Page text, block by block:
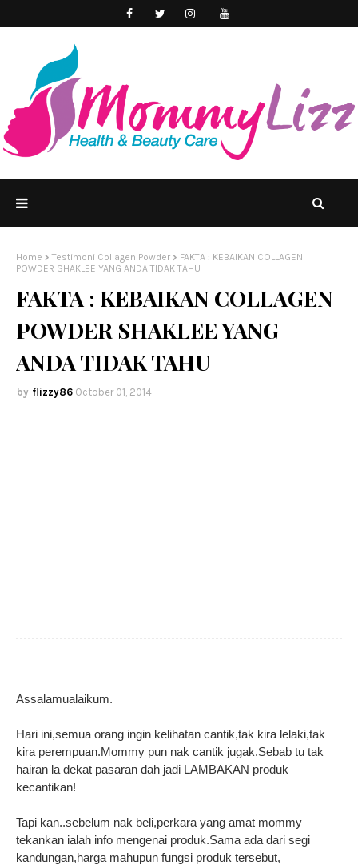
Home Testimoni Collagen Powder
FAKTA : KEBAIKAN COLLAGEN
POWDER SHAKLEE YANG ANDA TIDAK TAHU
FAKTA : KEBAIKAN COLLAGEN
POWDER SHAKLEE YANG
ANDA TIDAK TAHU
flizzy86 October 01, 2014
Assalamualaikum.
Hari ini,semua orang ingin kelihatan cantik,tak kira lelaki,tak
kira perempuan.Mommy pun nak cantik jugak.Sebab tu tak
hairan la dekat pasaran dah jadi LAMBAKAN produk
kecantikan!
Tapi kan..sebelum nak beli,perkara yang amat mommy
tekankan ialah info mengenai produk.Sama ada dari segi
kandungan,harga mahupun fungsi produk tersebut,